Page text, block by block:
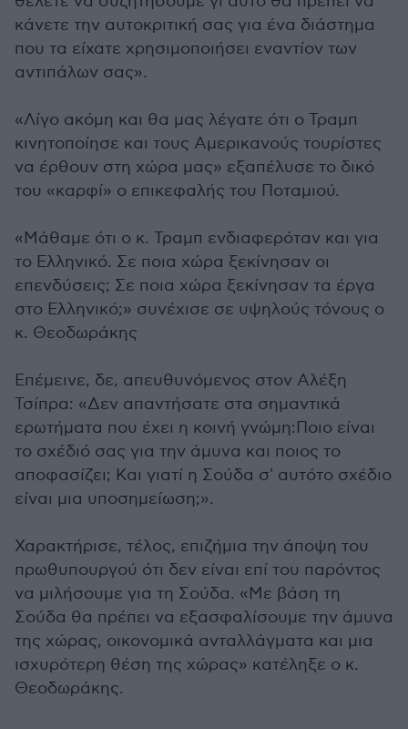
κάνετε την αυτοκριτική σας για ένα διάστημα
που τα είχατε χρησιμοποιήσει εναντίον των
αντιπάλων σας».
«Λίγο ακόμη και θα μας λέγατε ότι ο Τραμπ
κινητοποίησε και τους Αμερικανούς τουρίστες
να έρθουν στη χώρα μας» εξαπέλυσε το δικό
του «καρφί» ο επικεφαλής του Ποταμιού.
«Μάθαμε ότι ο κ. Τραμπ ενδιαφερόταν και για
το Ελληνικό. Σε ποια χώρα ξεκίνησαν οι
επενδύσεις; Σε ποια χώρα ξεκίνησαν τα έργα
στο Ελληνικό;» συνέχισε σε υψηλούς τόνους ο
κ. Θεοδωράκης
Επέμεινε, δε, απευθυνόμενος στον Αλέξη
Τσίπρα: «Δεν απαντήσατε στα σημαντικά
ερωτήματα που έχει η κοινή γνώμη:Ποιο είναι
το σχέδιό σας για την άμυνα και ποιος το
αποφασίζει; Και γιατί η Σούδα σ' αυτότο σχέδιο
είναι μια υποσημείωση;».
Χαρακτήρισε, τέλος, επιζήμια την άποψη του
πρωθυπουργού ότι δεν είναι επί του παρόντος
να μιλήσουμε για τη Σούδα. «Με βάση τη
Σούδα θα πρέπει να εξασφαλίσουμε την άμυνα
της χώρας, οικονομικά ανταλλάγματα και μια
ισχυρότερη θέση της χώρας» κατέληξε ο κ.
Θεοδωράκης.